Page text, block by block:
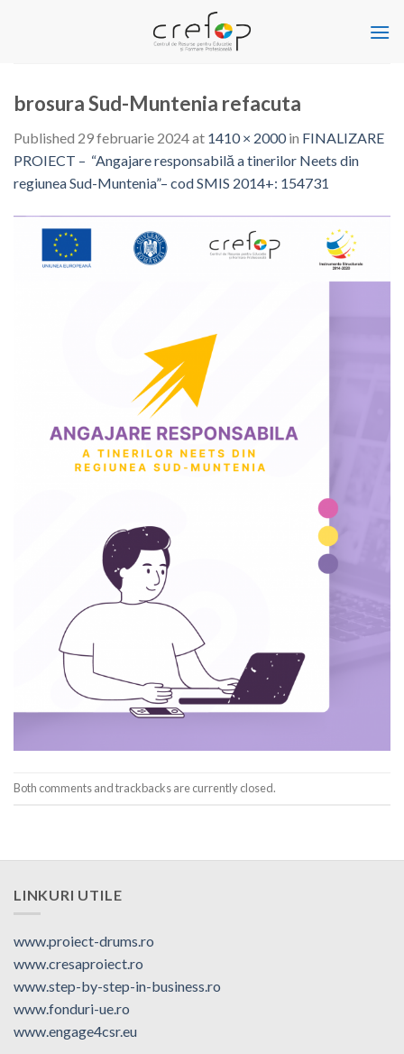
brosura Sud-Muntenia refacuta
Published 29 februarie 2024at 1410 × 2000in FINALIZARE
PROIECT – “Angajare responsabilă a tinerilor Neets din
regiunea Sud-Muntenia”– cod SMIS 2014+: 154731
Both comments and trackbacks are currently closed.
LINKURI UTILE
www.proiect-drums.ro
www.cresaproiect.ro
www.step-by-step-in-business.ro
www.fonduri-ue.ro
www.engage4csr.eu